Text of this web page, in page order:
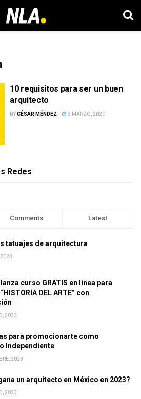
10 requisitos para ser un buen
arquitecto
BYCÉSAR MÉNDEZ 3 MARZO, 2020
Redes
Comments Latest
tatuajes de arquitectura
lanza curso GRATIS en línea para
DEL ARTE” con
2023
para promocionarte como
Independiente
2023
un arquitecto en México en 2023?
2023